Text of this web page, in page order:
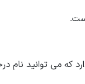
می توانید نام